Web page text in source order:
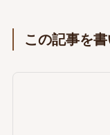
この記事を書